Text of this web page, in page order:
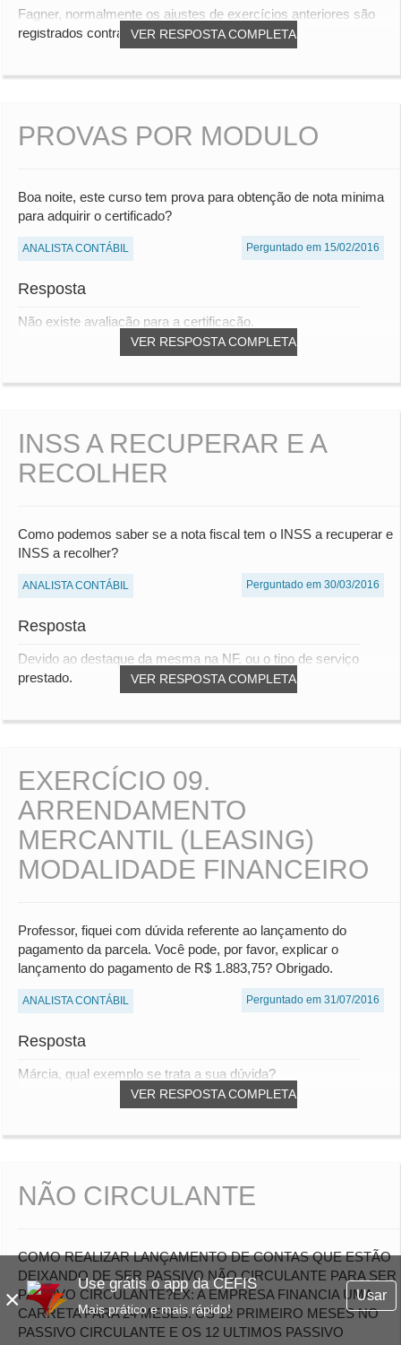
×
Use grátis o app da CEFIS
Mais prático e mais rápido!
Usar
VER RESPOSTA COMPLETA
Fagner, normalmente os ajustes de exercícios anteriores são
registrados contra lucros acumulados, ma...
PROVAS POR MODULO
Boa noite, este curso tem prova para obtenção de nota minima
para adquirir o certificado?
ANALISTA CONTÁBIL Perguntado em 15/02/2016
Resposta
VER RESPOSTA COMPLETA
Não existe avaliação para a certificação.
INSS A RECUPERAR E A
RECOLHER
Como podemos saber se a nota fiscal tem o INSS a recuperar e
INSS a recolher?
ANALISTA CONTÁBIL Perguntado em 30/03/2016
Resposta
VER RESPOSTA COMPLETA
Devido ao destaque da mesma na NF, ou o tipo de serviço
prestado.
EXERCÍCIO 09.
ARRENDAMENTO
MERCANTIL (LEASING)
MODALIDADE FINANCEIRO
Professor, fiquei com dúvida referente ao lançamento do
pagamento da parcela. Você pode, por favor, explicar o
lançamento do pagamento de R$ 1.883,75? Obrigado.
ANALISTA CONTÁBIL Perguntado em 31/07/2016
Resposta
VER RESPOSTA COMPLETA
Márcia, qual exemplo se trata a sua dúvida?
NÃO CIRCULANTE
COMO REALIZAR LANÇAMENTO DE CONTAS QUE ESTÃO
DEIXANDO DE SER PASSIVO NÃO CIRCULANTE PARA SER
PASSIVO CIRCULANTE?EX: A EMPRESA FINANCIA UMA
CARRETA PARA 24 MESES. OS 12 PRIMEIRO MESES NO
PASSIVO CIRCULANTE E OS 12 ULTIMOS PASSIVO